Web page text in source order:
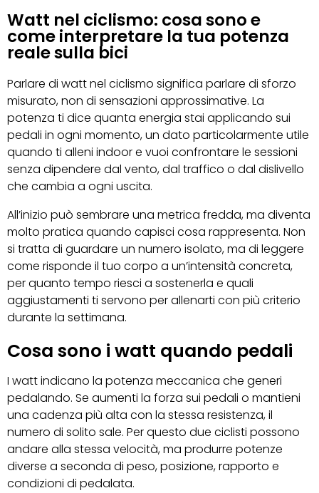
Watt nel ciclismo: cosa sono e
come interpretare la tua potenza
reale sulla bici
Parlare di watt nel ciclismo significa parlare di sforzo
misurato, non di sensazioni approssimative. La
potenza ti dice quanta energia stai applicando sui
pedali in ogni momento, un dato particolarmente utile
quando ti alleni indoor e vuoi confrontare le sessioni
senza dipendere dal vento, dal traffico o dal dislivello
che cambia a ogni uscita.
All’inizio può sembrare una metrica fredda, ma diventa
molto pratica quando capisci cosa rappresenta. Non
si tratta di guardare un numero isolato, ma di leggere
come risponde il tuo corpo a un’intensità concreta,
per quanto tempo riesci a sostenerla e quali
aggiustamenti ti servono per allenarti con più criterio
durante la settimana.
Cosa sono i watt quando pedali
I watt indicano la potenza meccanica che generi
pedalando. Se aumenti la forza sui pedali o mantieni
una cadenza più alta con la stessa resistenza, il
numero di solito sale. Per questo due ciclisti possono
andare alla stessa velocità, ma produrre potenze
diverse a seconda di peso, posizione, rapporto e
condizioni di pedalata.